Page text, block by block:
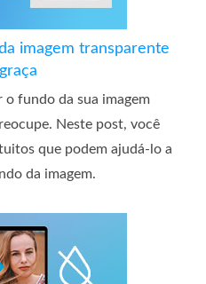
imagem transparente
o fundo da sua imagem
Neste post, você
que podem ajudá-lo a
da imagem.